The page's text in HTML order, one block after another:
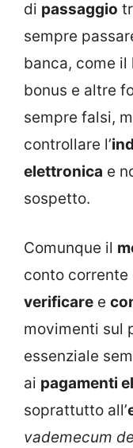
di passaggio
sempre
banca, come il
bonus e altre
sempre falsi,
controllare l’
elettronica e
sospetto.
Comunque il
conto corrente
verificare e
movimenti sul
essenziale
ai pagamenti
soprattutto all’
vademecum